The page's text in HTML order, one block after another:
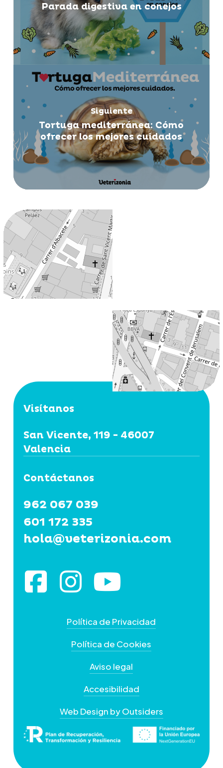
Parada digestiva en conejos
Siguiente
Tortuga mediterránea: Cómo
ofrecer los mejores cuidados
Visítanos
San Vicente, 119 - 46007
Valencia
Contáctanos
962 067 039
601 172 335
hola@veterizonia.com
Política de Privacidad
Política de Cookies
Aviso legal
Accesibilidad
Web Design by Outsiders